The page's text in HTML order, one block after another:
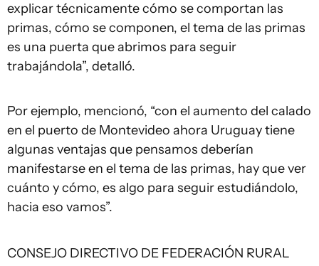
explicar técnicamente cómo se comportan las
primas, cómo se componen, el tema de las primas
es una puerta que abrimos para seguir
trabajándola”, detalló.
Por ejemplo, mencionó, “con el aumento del calado
en el puerto de Montevideo ahora Uruguay tiene
algunas ventajas que pensamos deberían
manifestarse en el tema de las primas, hay que ver
cuánto y cómo, es algo para seguir estudiándolo,
hacia eso vamos”.
CONSEJO DIRECTIVO DE FEDERACIÓN RURAL